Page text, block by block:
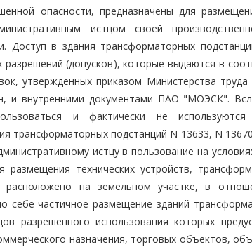
опасности, предназначены для
истцом своей
Доступ в здания трансформаторных
(допусков), которые выдаются в
утвержденных приказом Министерства
и внутренними документами ПАО "МОЭСК".
и фактически не
трансформаторных подстанций N 13633, N
истцу в пользование на
технических устройств,
на земельном участке, в
частичное размещение зданий
разрешенного использования которых
назначения, торговых объектов,